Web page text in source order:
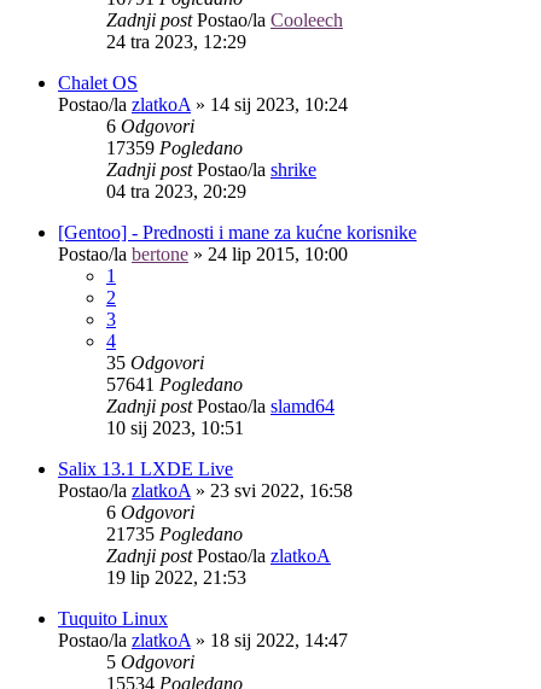
Zadnji postPostao/la Cooleech
24 tra 2023, 12:29
Chalet OS
Postao/la zlatkoA » 14 sij 2023, 10:24
6 Odgovori
17359 Pogledano
Zadnji postPostao/la shrike
04 tra 2023, 20:29
[Gentoo] - Prednosti i mane za kućne korisnike
Postao/la bertone » 24 lip 2015, 10:00
1
2
3
4
35 Odgovori
57641 Pogledano
Zadnji postPostao/la slamd64
10 sij 2023, 10:51
Salix 13.1 LXDE Live
Postao/la zlatkoA » 23 svi 2022, 16:58
6 Odgovori
21735 Pogledano
Zadnji postPostao/la zlatkoA
19 lip 2022, 21:53
Tuquito Linux
Postao/la zlatkoA » 18 sij 2022, 14:47
5 Odgovori
15534 Pogledano